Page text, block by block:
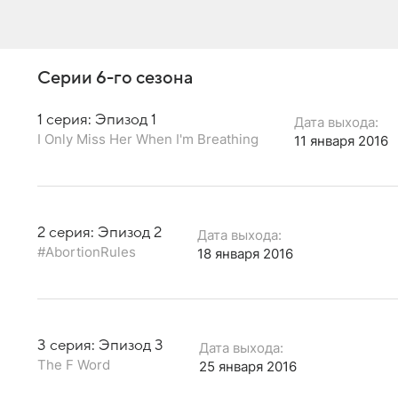
Серии 6-го сезона
1 серия: Эпизод 1
I Only Miss Her When I'm Breathing
Дата выхода:
11 января 2016
2 серия: Эпизод 2
#AbortionRules
Дата выхода:
18 января 2016
3 серия: Эпизод 3
The F Word
Дата выхода:
25 января 2016